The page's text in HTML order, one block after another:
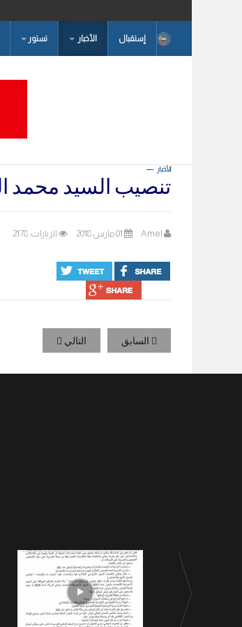
إستقبال الأخبار تستور
الأخبار
تنصيب السيد محمد
Amel 01 مارس 2018 الزيارات: 2178
السابق التالي